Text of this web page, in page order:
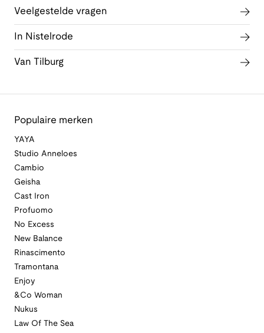
Veelgestelde vragen
In Nistelrode
Van Tilburg
Populaire merken
YAYA
Studio Anneloes
Cambio
Geisha
Cast Iron
Profuomo
No Excess
New Balance
Rinascimento
Tramontana
Enjoy
&Co Woman
Nukus
Law Of The Sea